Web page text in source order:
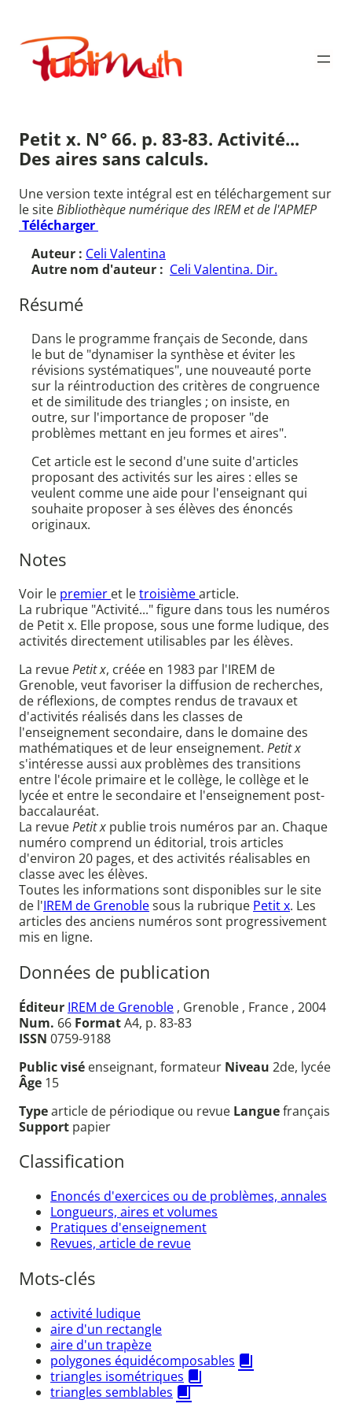
contenu
Publimath
Petit x. N° 66. p. 83-83. Activité...
Des aires sans calculs.
Une version texte intégral est en téléchargement sur
le siteBibliothèque numérique des IREM et de l'APMEP
Télécharger
Auteur : Celi Valentina
Autre nom d'auteur : Celi Valentina. Dir.
Résumé
Dans le programme français de Seconde, dans
le but de "dynamiser la synthèse et éviter les
révisions systématiques", une nouveauté porte
sur la réintroduction des critères de congruence
et de similitude des triangles ; on insiste, en
outre, sur l'importance de proposer "de
problèmes mettant en jeu formes et aires".
Cet article est le second d'une suite d'articles
proposant des activités sur les aires : elles se
veulent comme une aide pour l'enseignant qui
souhaite proposer à ses élèves des énoncés
originaux.
Notes
Voir le premier et letroisièmearticle.
La rubrique "Activité..." figure dans tous les numéros
de Petit x. Elle propose, sous une forme ludique, des
activités directement utilisables par les élèves.
La revuePetit x, créée en 1983 par l'IREM de
Grenoble, veut favoriser la diffusion de recherches,
de réflexions, de comptes rendus de travaux et
d'activités réalisés dans les classes de
l'enseignement secondaire, dans le domaine des
mathématiques et de leur enseignement. Petit x
s'intéresse aussi aux problèmes des transitions
entre l'école primaire et le collège, le collège et le
lycée et entre le secondaire et l'enseignement post-
baccalauréat.
La revuePetit x publie trois numéros par an. Chaque
numéro comprend un éditorial, trois articles
d'environ 20 pages, et des activités réalisables en
classe avec les élèves.
Toutes les informations sont disponibles sur le site
de l'IREM de Grenoblesous la rubrique Petit x. Les
articles des anciens numéros sont progressivement
mis en ligne.
Données de publication
Éditeur IREM de Grenoble , Grenoble , France , 2004
Num. 66 FormatA4, p. 83-83
ISSN 0759-9188
Public visé enseignant, formateur Niveau 2de, lycée
Âge 15
Typearticle de périodique ou revue Languefrançais
Support papier
Classification
Enoncés d'exercices ou de problèmes, annales
Longueurs, aires et volumes
Pratiques d'enseignement
Revues, article de revue
Mots-clés
activité ludique
aire d'un rectangle
aire d'un trapèze
polygones équidécomposables
triangles isométriques
triangles semblables